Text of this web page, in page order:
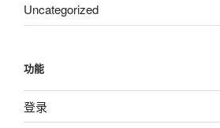
Uncategorized
功能
登录